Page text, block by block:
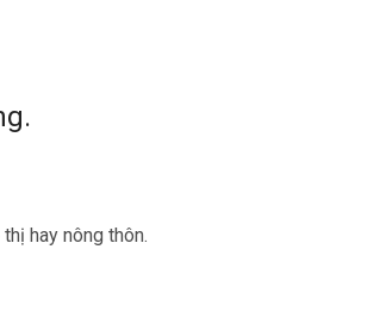
hay nông thôn.